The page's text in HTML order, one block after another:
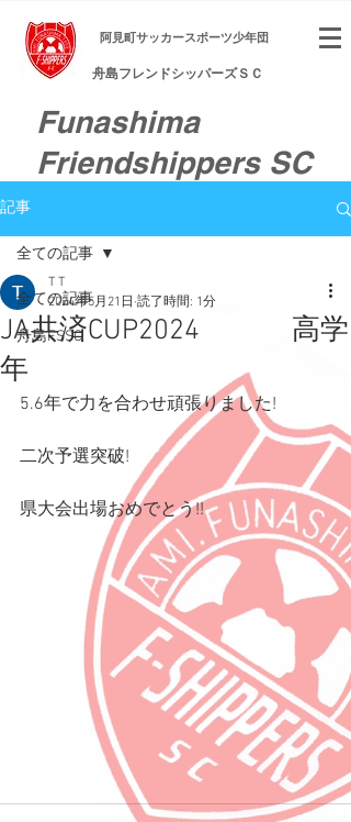
舟島フレンドシッパーズＳＣ
​阿見町サッカースポーツ少年団
Funashima
Friendshippers SC
記事
全ての記事
舟島FSSC
全ての記事
JA共済CUP2024 高学
年
T T
2024年5月21日 読了時間: 1分
5.6年で力を合わせ頑張りました!
二次予選突破!
県大会出場おめでとう!!